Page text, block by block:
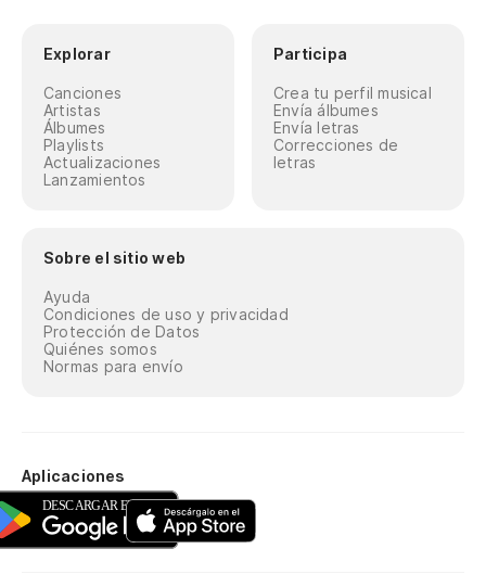
Explorar
Canciones
Artistas
Álbumes
Playlists
Actualizaciones
Lanzamientos
Participa
Crea tu perfil musical
Envía álbumes
Envía letras
Correcciones de
letras
Sobre el sitio web
Ayuda
Condiciones de uso y privacidad
Protección de Datos
Quiénes somos
Normas para envío
Aplicaciones